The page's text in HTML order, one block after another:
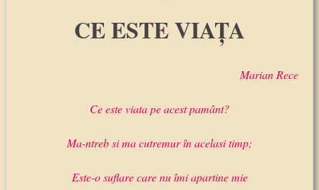
CE ESTE VIAŢA
Marian Rece
Ce este viata pe acest pamânt?
Ma-ntreb si ma cutremur în acelasi timp;
Este-o suflare care nu îmi apartine mie